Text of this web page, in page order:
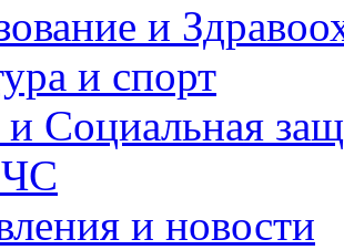
и
и спорт
Социальная
и новости